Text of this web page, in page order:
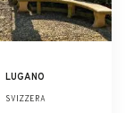
LUGANO
SVIZZERA